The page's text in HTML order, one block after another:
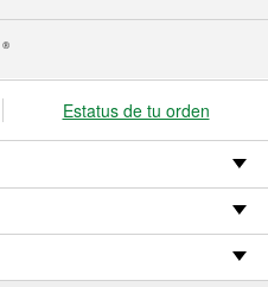
®
Estatus de tu orden